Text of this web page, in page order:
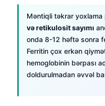
Məntiqli təkrar yoxlama
və retikulosit sayımı
onda 8-12 həftə sonra
Ferritin çox erkən
hemoglobinin bərpası
doldurulmadan əvvəl
Svenska
Bosanski
Eesti
日本語